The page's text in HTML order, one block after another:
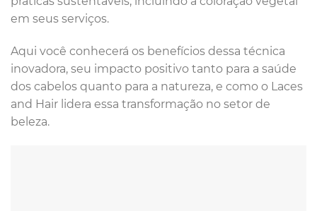
em seus serviços.
Aqui você conhecerá os benefícios dessa técnica
inovadora, seu impacto positivo tanto para a saúde
dos cabelos quanto para a natureza, e como o Laces
and Hair lidera essa transformação no setor de
beleza.